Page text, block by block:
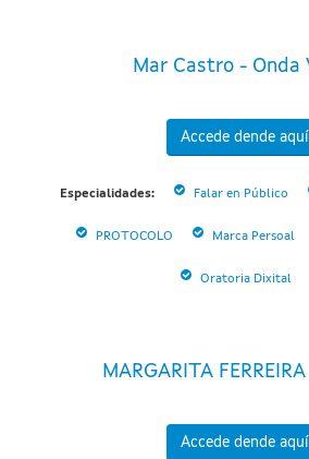
Mar Castro - Onda
Accede dende aquí
Especialidades: Falar en Público
PROTOCOLO Marca Persoal
Oratoria Dixital
MARGARITA FERREIRA
Accede dende aquí